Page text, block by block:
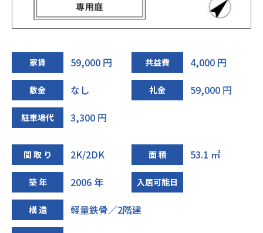
家賃 59,000 円 共益費 4,000 円
敷金 なし 礼金 59,000 円
駐車場代 3,300 円
間 取 り 2K/2DK 面 積 53.1 ㎡
築 年 2006 年 入居可能日
構 造 軽量鉄骨／2階建